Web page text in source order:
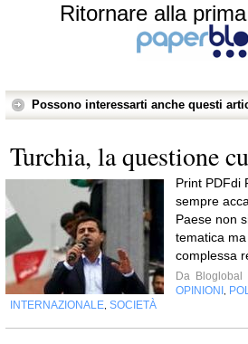
Ritornare alla
Possono interessarti anche questi
Turchia, la questione
Print PDFdi
sempre
Paese non
tematica
complessa
Da Bloglobal
OPINIONI
INTERNAZIONALE SOCIETÀ